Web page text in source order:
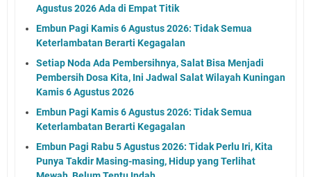
Agustus 2026 Ada di Empat Titik
Embun Pagi Kamis 6 Agustus 2026: Tidak Semua
Keterlambatan Berarti Kegagalan
Setiap Noda Ada Pembersihnya, Salat Bisa Menjadi
Pembersih Dosa Kita, Ini Jadwal Salat Wilayah Kuningan
Kamis 6 Agustus 2026
Embun Pagi Kamis 6 Agustus 2026: Tidak Semua
Keterlambatan Berarti Kegagalan
Embun Pagi Rabu 5 Agustus 2026: Tidak Perlu Iri, Kita
Punya Takdir Masing-masing, Hidup yang Terlihat